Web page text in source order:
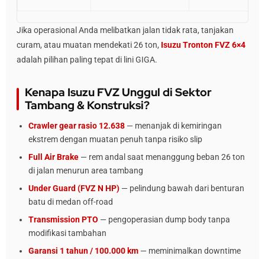
Jika operasional Anda melibatkan jalan tidak rata, tanjakan
curam, atau muatan mendekati 26 ton, Isuzu Tronton FVZ 6×4
adalah pilihan paling tepat di lini GIGA.
Kenapa Isuzu FVZ Unggul di Sektor
Tambang & Konstruksi?
Crawler gear rasio 12.638 — menanjak di kemiringan
ekstrem dengan muatan penuh tanpa risiko slip
Full Air Brake — rem andal saat menanggung beban 26 ton
di jalan menurun area tambang
Under Guard (FVZ N HP) — pelindung bawah dari benturan
batu di medan off-road
Transmission PTO — pengoperasian dump body tanpa
modifikasi tambahan
Garansi 1 tahun / 100.000 km — meminimalkan downtime